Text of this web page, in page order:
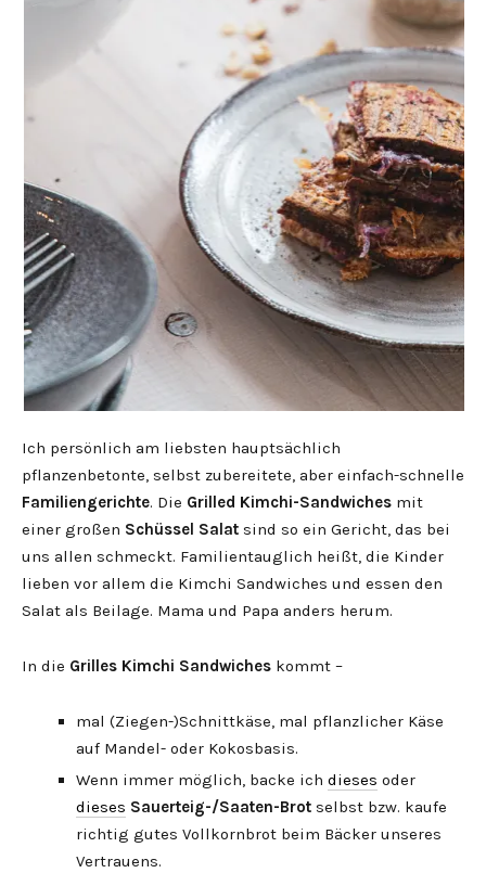
Ich persönlich am liebsten hauptsächlich
pflanzenbetonte, selbst zubereitete, aber einfach-schnelle
Familiengerichte. Die Grilled Kimchi-Sandwiches mit
einer großen Schüssel Salat sind so ein Gericht, das bei
uns allen schmeckt. Familientauglich heißt, die Kinder
lieben vor allem die Kimchi Sandwiches und essen den
Salat als Beilage. Mama und Papa anders herum.
In die Grilles Kimchi Sandwiches kommt –
mal (Ziegen-)Schnittkäse, mal pflanzlicher Käse
auf Mandel- oder Kokosbasis.
Wenn immer möglich, backe ich dieses oder
dieses Sauerteig-/Saaten-Brot selbst bzw. kaufe
richtig gutes Vollkornbrot beim Bäcker unseres
Vertrauens.